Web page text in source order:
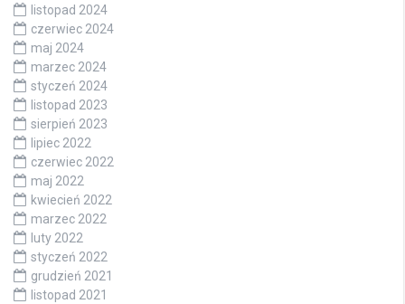
listopad 2024
czerwiec 2024
maj 2024
marzec 2024
styczeń 2024
listopad 2023
sierpień 2023
lipiec 2022
czerwiec 2022
maj 2022
kwiecień 2022
marzec 2022
luty 2022
styczeń 2022
grudzień 2021
listopad 2021